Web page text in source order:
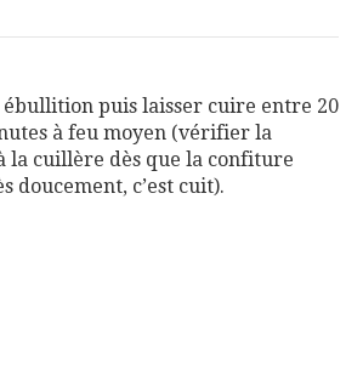
puis laisser cuire entre 20
à feu moyen (vérifier la
la cuillère dès que la confiture
doucement, c’est cuit).